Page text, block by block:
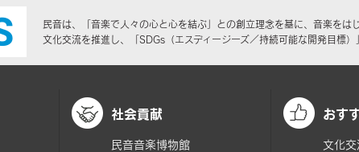
民音は、「音楽で人々の心と心を結ぶ」との創立理念を基に、音楽をは
文化交流を推進し、「SDGs（エスディージーズ／持続可能な開発目標）
社会貢献
民音音楽博物館
おす
文化